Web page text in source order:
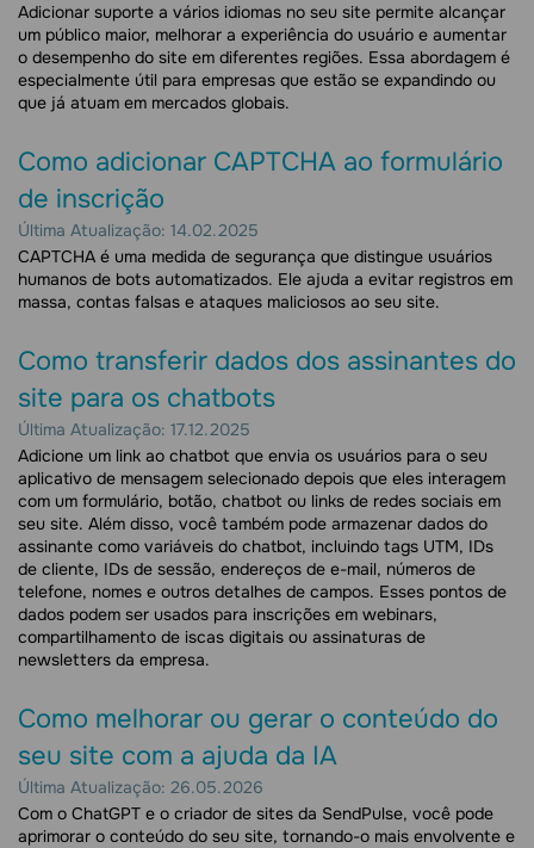
Adicionar suporte a vários idiomas no seu site permite alcançar
um público maior, melhorar a experiência do usuário e aumentar
o desempenho do site em diferentes regiões. Essa abordagem é
especialmente útil para empresas que estão se expandindo ou
que já atuam em mercados globais.
Como adicionar CAPTCHA ao formulário
de inscrição
Última Atualização: 14.02.2025
CAPTCHA é uma medida de segurança que distingue usuários
humanos de bots automatizados. Ele ajuda a evitar registros em
massa, contas falsas e ataques maliciosos ao seu site.
Como transferir dados dos assinantes do
site para os chatbots
Última Atualização: 17.12.2025
Adicione um link ao chatbot que envia os usuários para o seu
aplicativo de mensagem selecionado depois que eles interagem
com um formulário, botão, chatbot ou links de redes sociais em
seu site. Além disso, você também pode armazenar dados do
assinante como variáveis do chatbot, incluindo tags UTM, IDs
de cliente, IDs de sessão, endereços de e-mail, números de
telefone, nomes e outros detalhes de campos. Esses pontos de
dados podem ser usados para inscrições em webinars,
compartilhamento de iscas digitais ou assinaturas de
newsletters da empresa.
Como melhorar ou gerar o conteúdo do
seu site com a ajuda da IA
Última Atualização: 26.05.2026
Com o ChatGPT e o criador de sites da SendPulse, você pode
aprimorar o conteúdo do seu site, tornando-o mais envolvente e